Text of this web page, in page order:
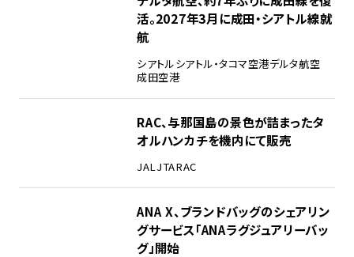
活。2027年3月に成田・シアトル線就
航
シアトルシアトル・タコマ空港デルタ航空
成田空港
RAC、与那国島の景色が詰まったタ
オルハンカチを機内にて販売
JALJTARAC
ANA X、ブランドバッグのシェアリン
グサービス「ANAラグジュアリーバッ
グ」開始